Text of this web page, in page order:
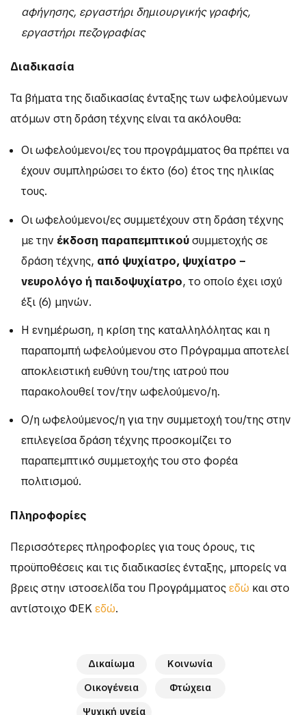
αφήγησης, εργαστήρι δημιουργικής γραφής,
εργαστήρι πεζογραφίας
Διαδικασία
Τα βήματα της διαδικασίας ένταξης των ωφελούμενων
ατόμων στη δράση τέχνης είναι τα ακόλουθα:
Οι ωφελούμενοι/ες του προγράμματος θα πρέπει να
έχουν συμπληρώσει το έκτο (6ο) έτος της ηλικίας
τους.
Οι ωφελούμενοι/ες συμμετέχουν στη δράση τέχνης
με την έκδοση παραπεμπτικούσυμμετοχής σε
δράση τέχνης, από ψυχίατρο, ψυχίατρο –
νευρολόγο ή παιδοψυχίατρο, το οποίο έχει ισχύ
έξι (6) μηνών.
Η ενημέρωση, η κρίση της καταλληλόλητας και η
παραπομπή ωφελούμενου στο Πρόγραμμα αποτελεί
αποκλειστική ευθύνη του/της ιατρού που
παρακολουθεί τον/την ωφελούμενο/η.
Ο/η ωφελούμενος/η για την συμμετοχή του/της στην
επιλεγείσα δράση τέχνης προσκομίζει το
παραπεμπτικό συμμετοχής του στο φορέα
πολιτισμού.
Πληροφορίες
Περισσότερες πληροφορίες για τους όρους, τις
προϋποθέσεις και τις διαδικασίες ένταξης, μπορείς να
βρεις στην ιστοσελίδα του Προγράμματοςεδώ και στο
αντίστοιχο ΦΕΚεδώ.
Δικαίωμα
Κοινωνία
Οικογένεια
Φτώχεια
Ψυχική υγεία